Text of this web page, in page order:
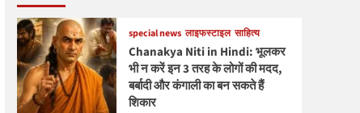
special news लाइफस्टाइल साहित्य
Chanakya Niti in Hindi: भूलकर
भी न करें इन 3 तरह के लोगों की मदद,
बर्बादी और कंगाली का बन सकते हैं
शिकार